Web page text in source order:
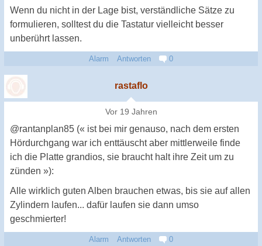
Wenn du nicht in der Lage bist, verständliche Sätze zu
formulieren, solltest du die Tastatur vielleicht besser
unberührt lassen.
Alarm Antworten 0
rastaflo
Vor 19 Jahren
@rantanplan85 (« ist bei mir genauso, nach dem ersten
Hördurchgang war ich enttäuscht aber mittlerweile finde
ich die Platte grandios, sie braucht halt ihre Zeit um zu
zünden »):
Alle wirklich guten Alben brauchen etwas, bis sie auf allen
Zylindern laufen... dafür laufen sie dann umso
geschmierter!
Alarm Antworten 0